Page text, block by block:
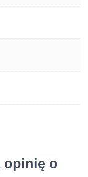
opinię o